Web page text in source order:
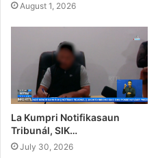
August 1, 2026
La Kumpri Notifikasaun
Tribunál, SIK…
July 30, 2026